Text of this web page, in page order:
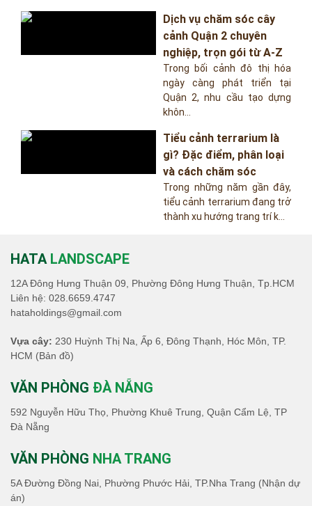
Dịch vụ chăm sóc cây
cảnh Quận 2 chuyên
nghiệp, trọn gói từ A-Z
Trong bối cảnh đô thị hóa
ngày càng phát triển tại
Quận 2, nhu cầu tạo dựng
khôn...
Tiểu cảnh terrarium là
gì? Đặc điểm, phân loại
và cách chăm sóc
Trong những năm gần đây,
tiểu cảnh terrarium đang trở
thành xu hướng trang trí k...
HATA LANDSCAPE
12A Đông Hưng Thuận 09, Phường Đông Hưng Thuận, Tp.HCM
Liên hệ: 028.6659.4747
hataholdings@gmail.com
Vựa cây: 230 Huỳnh Thị Na, Ấp 6, Đông Thạnh, Hóc Môn, TP.
HCM (Bản đồ)
VĂN PHÒNG ĐÀ NẴNG
592 Nguyễn Hữu Thọ, Phường Khuê Trung, Quận Cẩm Lệ, TP
Đà Nẵng
VĂN PHÒNG NHA TRANG
5A Đường Đồng Nai, Phường Phước Hải, TP.Nha Trang (Nhận dự
án)